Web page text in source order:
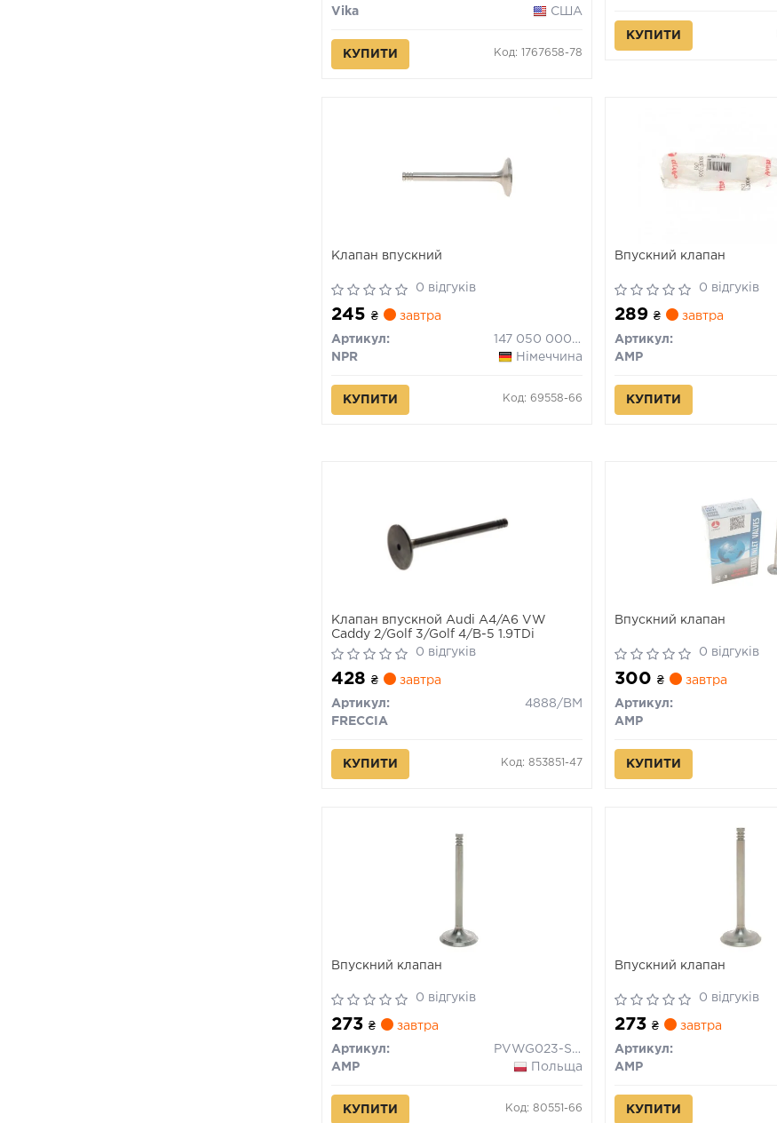
Vika
США
КУПИТИ Код: 1767658-78
КУПИТИ
Клапан впускний
0 відгуків
245 ₴ завтра
Артикул:
147 050 0002 00
NPR
Німеччина
КУПИТИ Код: 69558-66
Впускний клапан
0 відгуків
289₴ завтра
Артикул:
AMP
КУПИТИ
Клапан впускной Audi A4/A6 VW
Caddy 2/Golf 3/Golf 4/B-5 1.9TDi
0 відгуків
428 ₴ завтра
Артикул:
4888/BM
FRECCIA
КУПИТИ Код: 853851-47
Впускний клапан
0 відгуків
300₴ завтра
Артикул:
AMP
КУПИТИ
Впускний клапан
0 відгуків
273 ₴ завтра
Артикул:
PVWG023-S-0-N
AMP
Польща
КУПИТИ Код: 80551-66
Впускний клапан
0 відгуків
273₴ завтра
Артикул:
AMP
КУПИТИ